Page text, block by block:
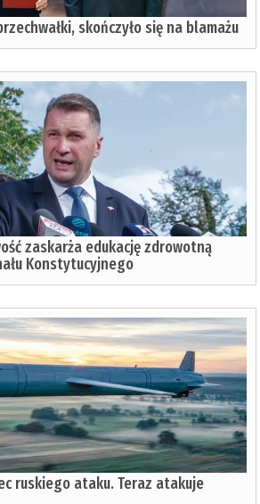
skończyło się na blamażu
zaskarża edukację zdrowotną
Konstytucyjnego
ruskiego ataku. Teraz atakuje